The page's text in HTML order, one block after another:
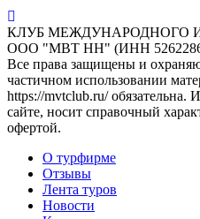
КЛУБ МЕЖДУНАРОДНОГО
ООО "МВТ НН" (ИНН
Все права защищены и
частичном использовании
https://mvtclub.ru/ обязательна.
сайте, носит справочный
офертой.
О турфирме
Отзывы
Лента туров
Новости